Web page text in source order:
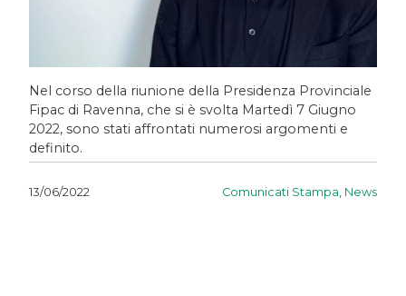
Nel corso della riunione della Presidenza Provinciale
Fipac di Ravenna, che si è svolta Martedì 7 Giugno
2022, sono stati affrontati numerosi argomenti e
definito.
13/06/2022 Comunicati Stampa News